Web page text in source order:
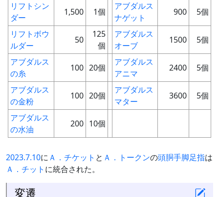
リフトシン
ダー
1,500 1個
アブダルス
ナゲット
900 5個
リフトボウ
ルダー
50
125
個
アブダルス
オーブ
1500 5個
アブダルス
の糸
100 20個
アブダルス
アニマ
2400 5個
アブダルス
の金粉
100 20個
アブダルス
マター
3600 5個
アブダルス
の水油
200 10個
2023.7.10にＡ．チケット と Ａ．トークンの頭胴手脚足指は
Ａ．チット に統合された。
変遷